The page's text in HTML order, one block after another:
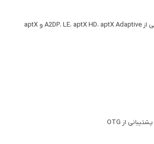
نسخه ۵.۴ با پشتیبانی از A2DP، LE، aptX HD، aptX Adaptive و aptX